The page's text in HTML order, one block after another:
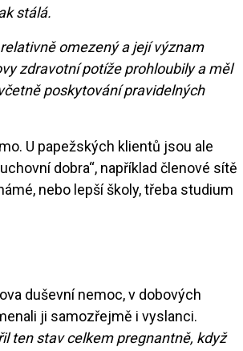
stálá.
omezený a její význam
zdravotní potíže prohloubily a měl
poskytování pravidelných
U papežských klientů jsou ale
dobra“, například členové sítě
nebo lepší školy, třeba studium
duševní nemoc, v dobových
ji samozřejmě i vyslanci.
ten stav celkem pregnantně, když